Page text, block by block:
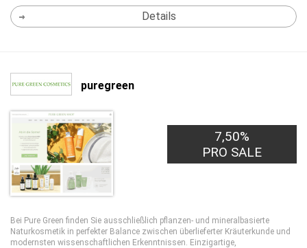
Details
puregreen
7,50%
PRO SALE
Bei Pure Green finden Sie ausschließlich pflanzen- und mineralbasierte
Naturkosmetik in perfekter Balance zwischen überlieferter Kräuterkunde und
modernsten wissenschaftlichen Erkenntnissen. Einzigartige,